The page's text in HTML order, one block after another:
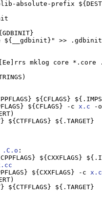
${CFLAGS} -c
x.c
.C.o
${CXXFLAGS} -c